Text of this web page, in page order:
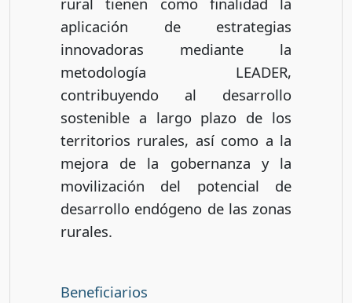
aplicación de estrategias
innovadoras mediante la
metodología LEADER,
contribuyendo al desarrollo
sostenible a largo plazo de los
territorios rurales, así como a la
mejora de la gobernanza y la
movilización del potencial de
desarrollo endógeno de las zonas
rurales.
Beneficiarios